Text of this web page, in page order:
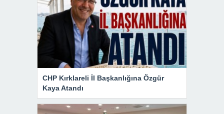
CHP Kırklareli İl Başkanlığına Özgür
Kaya Atandı